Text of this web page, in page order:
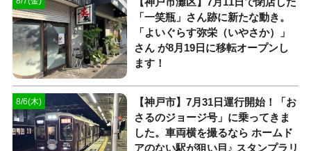
「一笑瓶」さん跡に新たな動き。
「よいぐらす弥栄（いやさか）」
さん が8月19日に移転オープンし
ます！
8/6(木)
【神戸市】7月31日運行開始！「お
さるのジョージ号」に乗ってきま
した。車両横を撮るなら ホームド
アのない駅が狙い目♪ スタンプラリ